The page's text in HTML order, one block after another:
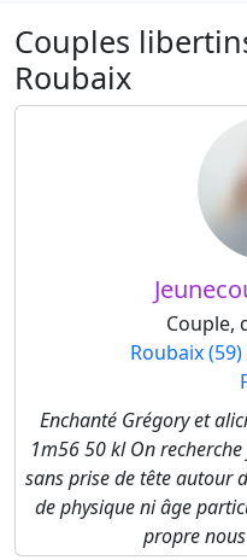
Couples
Roubaix
Couple,
Roubaix (59)
Enchanté Grégory et
1m56 50 kl On
sans prise de tête autour
de physique ni âge
propre